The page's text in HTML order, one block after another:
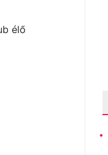
élő
•